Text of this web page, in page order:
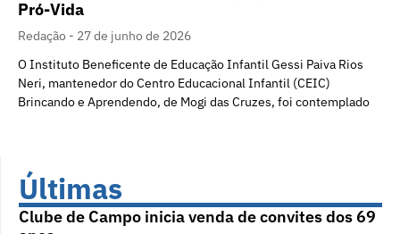
Pró-Vida
Redação
27 de junho de 2026
O Instituto Beneficente de Educação Infantil Gessi Paiva Rios
Neri, mantenedor do Centro Educacional Infantil (CEIC)
Brincando e Aprendendo, de Mogi das Cruzes, foi contemplado
Últimas
Clube de Campo inicia venda de convites dos 69